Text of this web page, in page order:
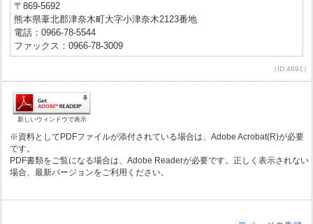
〒869-5692
熊本県葦北郡津奈木町大字小津奈木2123番地
電話：0966-78-5544
ファックス：0966-78-3009
（ID:4691）
新しいウィンドウで表示
※資料としてPDFファイルが添付されている場合は、Adobe Acrobat(R)が必要
です。
PDF書類をご覧になる場合は、Adobe Readerが必要です。正しく表示されない
場合、最新バージョンをご利用ください。